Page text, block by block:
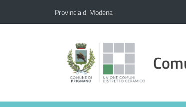
Provincia di Modena